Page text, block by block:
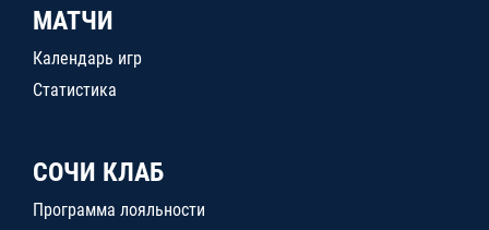
МАТЧИ
Календарь игр
Статистика
СОЧИ КЛАБ
Программа лояльности